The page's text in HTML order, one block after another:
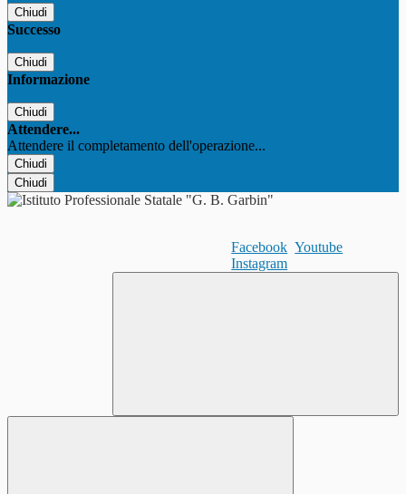
Chiudi
Successo
Chiudi
Informazione
Chiudi
Attendere...
Attendere il completamento dell'operazione...
Chiudi
Chiudi
Facebook Youtube
Instagram